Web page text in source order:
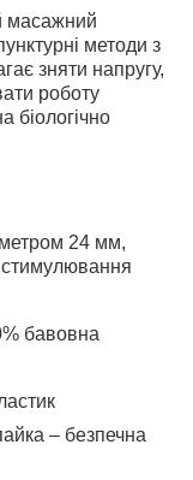
масажний
методи з
зняти напругу,
роботу
біологічно
24 мм,
стимулювання
бавовна
– безпечна